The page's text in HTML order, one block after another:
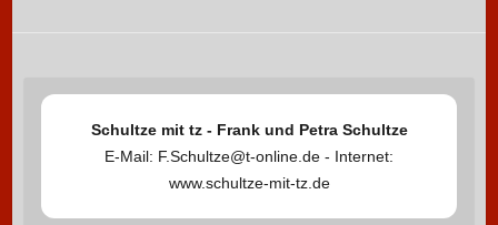
Schultze mit tz - Frank und Petra Schultze
E-Mail: F.Schultze@t-online.de - Internet:
www.schultze-mit-tz.de